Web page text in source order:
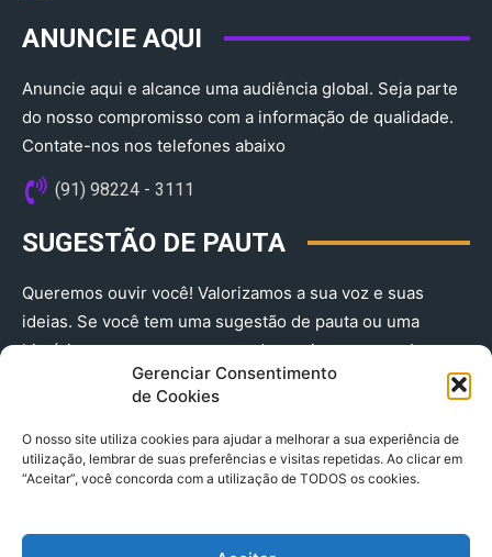
Gerenciar Consentimento
de Cookies
O nosso site utiliza cookies para ajudar a melhorar a sua experiência de
utilização, lembrar de suas preferências e visitas repetidas. Ao clicar em
“Aceitar”, você concorda com a utilização de TODOS os cookies.
ANUNCIE AQUI
Anuncie aqui e alcance uma audiência global. Seja parte
do nosso compromisso com a informação de qualidade.
Contate-nos nos telefones abaixo
(91) 98224 - 3111
SUGESTÃO DE PAUTA
Queremos ouvir você! Valorizamos a sua voz e suas
ideias. Se você tem uma sugestão de pauta ou uma
história que merece ser contada, envie-nos agora!
(91) 98224 - 3111